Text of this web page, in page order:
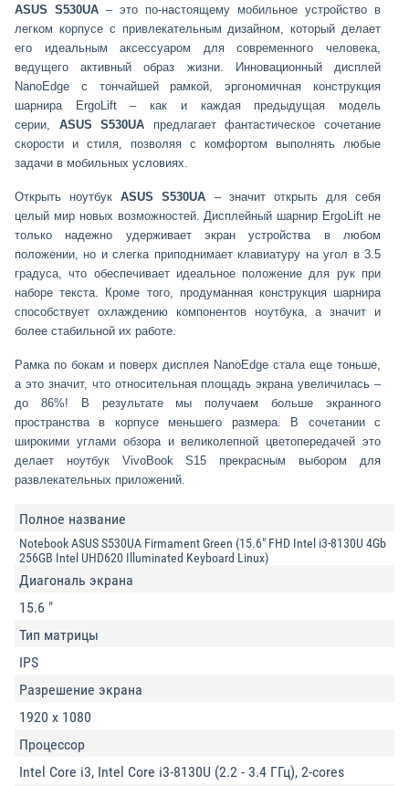
ASUS S530UA – это по-настоящему мобильное устройство в
легком корпусе с привлекательным дизайном, который делает
его идеальным аксессуаром для современного человека,
ведущего активный образ жизни. Инновационный дисплей
NanoEdge с тончайшей рамкой, эргономичная конструкция
шарнира ErgoLift – как и каждая предыдущая модель
серии, ASUS S530UA предлагает фантастическое сочетание
скорости и стиля, позволяя с комфортом выполнять любые
задачи в мобильных условиях.
Открыть ноутбукASUS S530UA – значит открыть для себя
целый мир новых возможностей. Дисплейный шарнир ErgoLift не
только надежно удерживает экран устройства в любом
положении, но и слегка приподнимает клавиатуру на угол в 3.5
градуса, что обеспечивает идеальное положение для рук при
наборе текста. Кроме того, продуманная конструкция шарнира
способствует охлаждению компонентов ноутбука, а значит и
более стабильной их работе.
Рамка по бокам и поверх дисплея NanoEdge стала еще тоньше,
а это значит, что относительная площадь экрана увеличилась –
до 86%! В результате мы получаем больше экранного
пространства в корпусе меньшего размера. В сочетании с
широкими углами обзора и великолепной цветопередачей это
делает ноутбук VivoBook S15 прекрасным выбором для
развлекательных приложений.
Полное название
Notebook ASUS S530UA Firmament Green (15.6" FHD Intel i3-8130U 4Gb
256GB Intel UHD620 Illuminated Keyboard Linux)
Диагональ экрана
15.6 "
Тип матрицы
IPS
Разрешение экрана
1920 x 1080
Процессор
Intel Core i3, Intel Core i3-8130U (2.2 - 3.4 ГГц), 2-cores